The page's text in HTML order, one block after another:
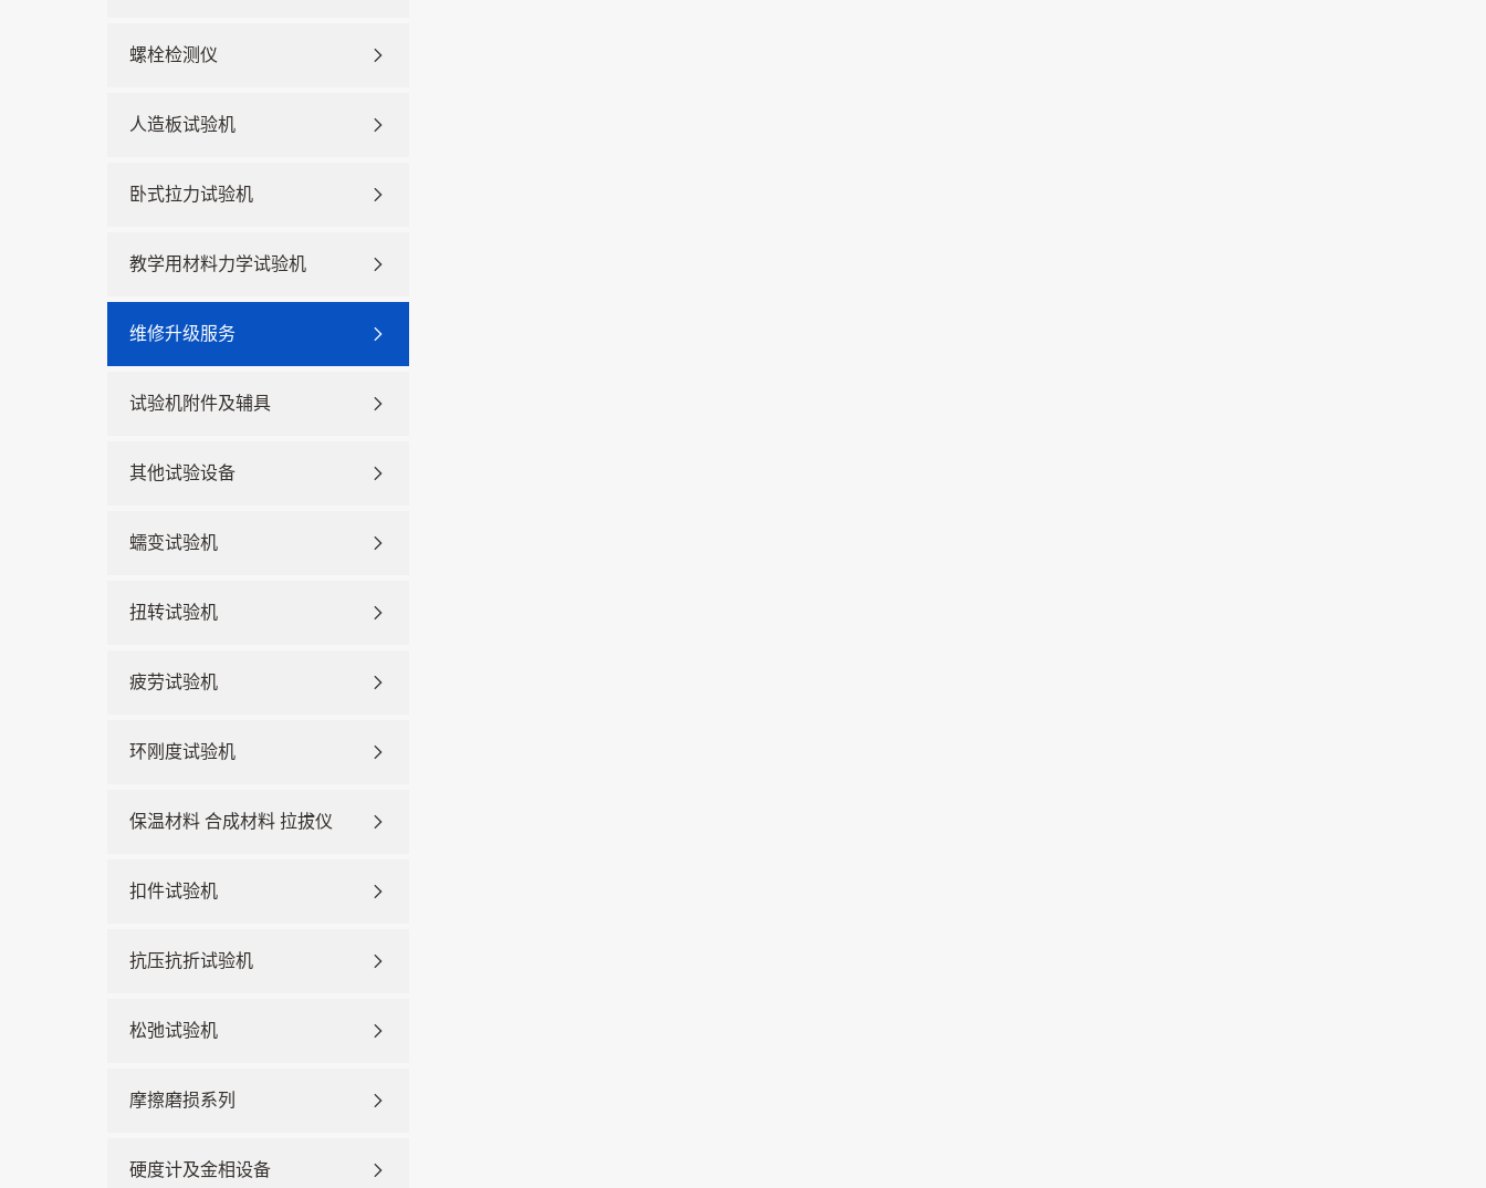
螺栓检测仪
人造板试验机
卧式拉力试验机
教学用材料力学试验机
维修升级服务
试验机附件及辅具
其他试验设备
蠕变试验机
扭转试验机
疲劳试验机
环刚度试验机
保温材料 合成材料 拉拔仪
扣件试验机
抗压抗折试验机
松弛试验机
摩擦磨损系列
硬度计及金相设备